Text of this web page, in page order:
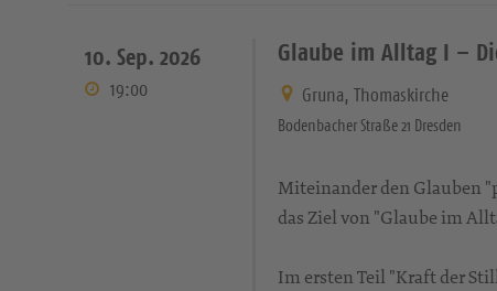
10. Sep. 2026
19:00
Glaube im Alltag I –
Gruna, Thomaskirche
Bodenbacher Straße 21 Dresden
Miteinander den Glauben
das Ziel von "Glaube im
Im ersten Teil "Kraft der